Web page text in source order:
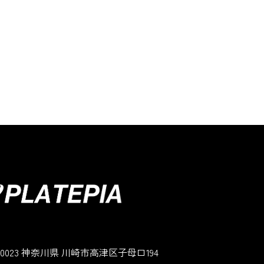
神奈川県 川崎市高津区子母口194